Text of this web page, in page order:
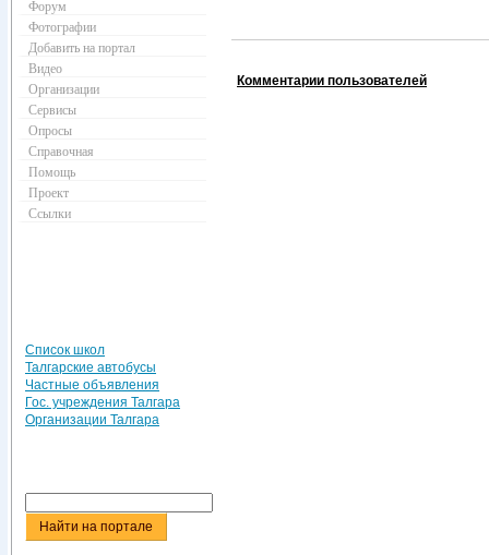
Комментарии пользователей
Форум
Фотографии
Добавить на портал
Видео
Организации
Сервисы
Опросы
Справочная
Помощь
Проект
Ссылки
Список школ
Талгарские автобусы
Частные объявления
Гос. учреждения Талгара
Организации Талгара